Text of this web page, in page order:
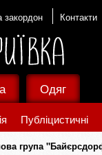
закордон Контакти
Публіцистичні
Одяг
група